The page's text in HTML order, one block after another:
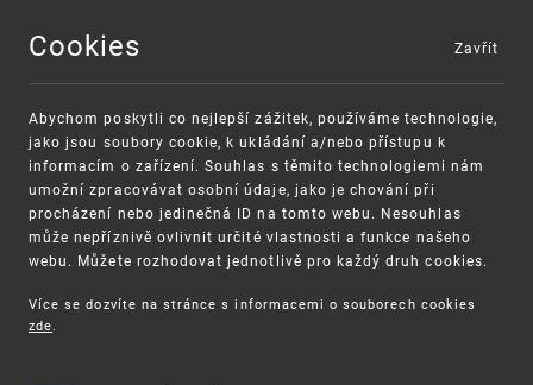
MENU
VAROVÁNÍ
Finanční podpora
Cookies
Abychom poskytli co nejlepší zážitek, používáme technologie,
jako jsou soubory cookie, k ukládání a/nebo přístupu k
informacím o zařízení. Souhlas s těmito technologiemi nám
umožní zpracovávat osobní údaje, jako je chování při
procházení nebo jedinečná ID na tomto webu. Nesouhlas
může nepříznivě ovlivnit určité vlastnosti a funkce našeho
webu. Můžete rozhodovat jednotlivě pro každý druh cookies.
Více se dozvíte na stránce s informacemi o souborech cookies
zde.
Zavřít